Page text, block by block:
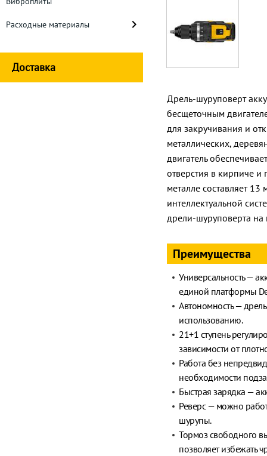
Расходные материалы
Доставка
Дрель-шуруповерт
бесщеточным
для закручивания и
металлических,
двигатель
отверстия в кирпиче
металле составляет
интеллектуальной
дрели-шуруповерта на
Преимущества
Универсальность —
единой платформы
Автономность —
использованию.
21+1 ступень
зависимости от
Работа без
необходимости
Быстрая зарядка —
Реверс — можно
шурупы.
Тормоз свободного
позволяет избежать